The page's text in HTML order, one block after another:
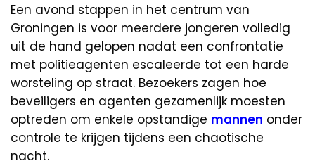
Een avond stappen in het centrum van
Groningen is voor meerdere jongeren volledig
uit de hand gelopen nadat een confrontatie
met politieagenten escaleerde tot een harde
worsteling op straat. Bezoekers zagen hoe
beveiligers en agenten gezamenlijk moesten
optreden om enkele opstandige mannen onder
controle te krijgen tijdens een chaotische
nacht.